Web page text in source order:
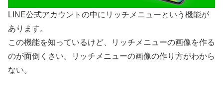
LINE公式アカウントの中にリッチメニューという機能が
あります。
この機能を知っているけど、リッチメニューの画像を作る
のが面倒くさい。リッチメニューの画像の作り方がわから
ない。